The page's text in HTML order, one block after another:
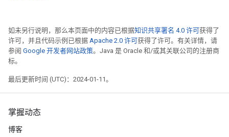
如未另行说明，那么本页面中的内容已根据知识共享署名 4.0 许可获得了
许可，并且代码示例已根据 Apache 2.0 许可获得了许可。有关详情，请
参阅 Google 开发者网站政策。Java 是 Oracle 和/或其关联公司的注册商
标。
最后更新时间 (UTC)：2024-01-11。
掌握动态
博客